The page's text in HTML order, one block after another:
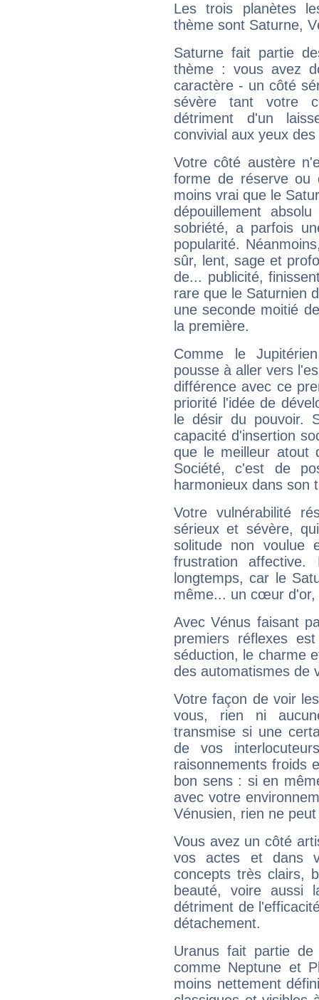
Les trois planètes
thème sont Saturne,
Saturne fait partie
thème : vous avez
caractère - un côté
sévère tant votre
détriment d'un
convivial aux yeux
Votre côté austère
forme de réserve
moins vrai que le
dépouillement
sobriété, a parfois
popularité.
sûr, lent, sage et
de... publicité,
rare que le Saturnien
une seconde moitié
la première.
Comme le
pousse à aller vers
différence avec ce
priorité l'idée de
le désir du pouvoir.
capacité d'insertion
que le meilleur atout
Société, c'est de
harmonieux dans son
Votre vulnérabilité
sérieux et sévère,
solitude non voulue
frustration
longtemps, car le
même... un cœur d'or,
Avec Vénus faisant
premiers réflexes
séduction, le charme
des automatismes de
Votre façon de voir
vous, rien ni
transmise si une
de vos
raisonnements froids
bon sens : si en
avec votre
Vénusien, rien ne
Vous avez un côté
vos actes et dans
concepts très clairs,
beauté, voire aussi
détriment de
détachement.
Uranus fait partie
comme Neptune et
moins nettement